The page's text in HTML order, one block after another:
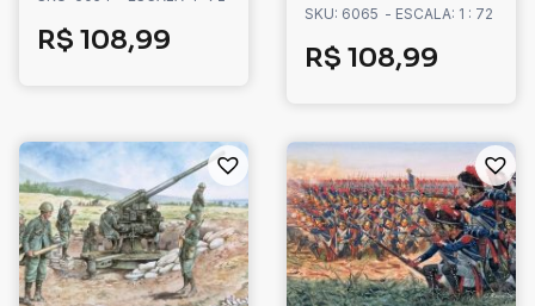
R$ 108,99
SKU: 6065 - ESCALA: 1 : 72
R$ 108,99